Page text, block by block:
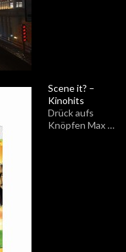
Scene it? –
Kinohits
Drück aufs
Knöpfen Max …